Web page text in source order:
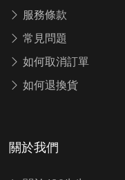
服務條款
常見問題
如何取消訂單
如何退換貨
關於我們